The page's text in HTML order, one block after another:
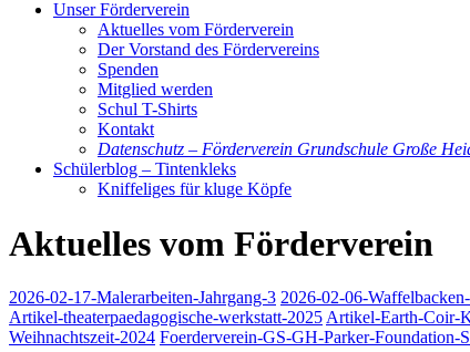
Unser Förderverein
Aktuelles vom Förderverein
Der Vorstand des Fördervereins
Spenden
Mitglied werden
Schul T-Shirts
Kontakt
Datenschutz – Förderverein Grundschule Große
Schülerblog – Tintenkleks
Kniffeliges für kluge Köpfe
Aktuelles vom Förderverein
2026-02-17-Malerarbeiten-Jahrgang-3 2026-02-06-
Artikel-theaterpaedagogische-werkstatt-2025 Artikel-Earth-Coir-
Weihnachtszeit-2024 Foerderverein-GS-GH-Parker-Foundation-